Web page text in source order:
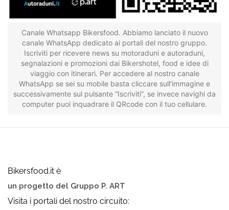
Canale Whatsapp Bikersfood. Abbiamo lanciato il nuovo
canale WhatsApp dedicato ai portali del nostro gruppo.
Iscriviti per ricevere news su motoraduni e autoraduni,
segnalazioni e promozioni dai Bikershotel, food e idee di
viaggio con itinerari. Per accedere al nostro canale
WhatsApp se sei su mobile basta cliccare sull'immagine e
successivamente sul pulsante “Iscriviti”, se invece navighi da
computer puoi inquadrare il QRcode con il tuo cellulare.
Bikersfood.it è
un progetto del Gruppo P. ART
Visita i portali del nostro circuito: